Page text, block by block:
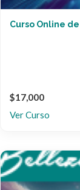
Curso Online
$17,000
Ver Curso